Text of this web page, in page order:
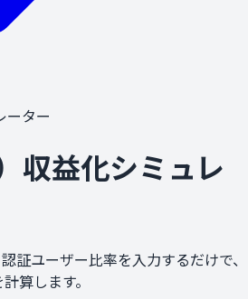
ーター
収益化シミュレ
証ユーザー比率を入力するだけで、
算します。